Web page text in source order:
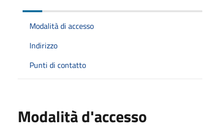
Modalità di accesso
Indirizzo
Punti di contatto
Modalità d'accesso